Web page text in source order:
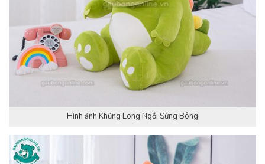
Hình ảnh Khủng Long Ngồi Sừng Bông